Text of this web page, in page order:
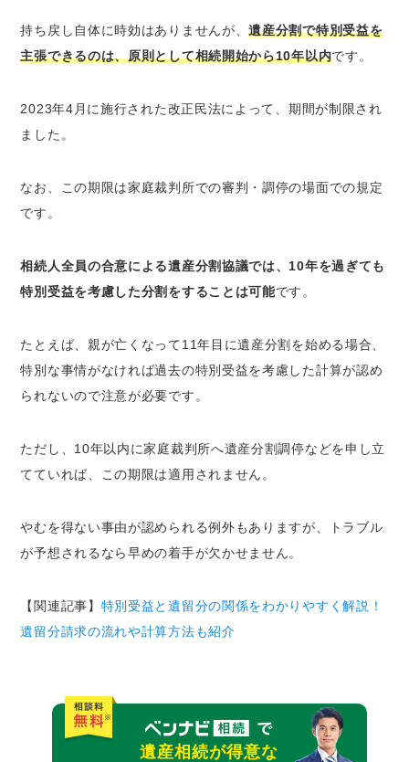
持ち戻し自体に時効はありませんが、遺産分割で特別受益を
主張できるのは、原則として相続開始から10年以内です。
2023年4月に施行された改正民法によって、期間が制限され
ました。
なお、この期限は家庭裁判所での審判・調停の場面での規定
です。
相続人全員の合意による遺産分割協議では、10年を過ぎても
特別受益を考慮した分割をすることは可能です。
たとえば、親が亡くなって11年目に遺産分割を始める場合、
特別な事情がなければ過去の特別受益を考慮した計算が認め
られないので注意が必要です。
ただし、10年以内に家庭裁判所へ遺産分割調停などを申し立
てていれば、この期限は適用されません。
やむを得ない事由が認められる例外もありますが、トラブル
が予想されるなら早めの着手が欠かせません。
【関連記事】 特別受益と遺留分の関係をわかりやすく解説！
遺留分請求の流れや計算方法も紹介
遺産相続が得意な